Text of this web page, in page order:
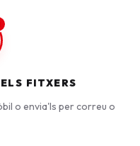
FITXERS
o envia'ls per correu o